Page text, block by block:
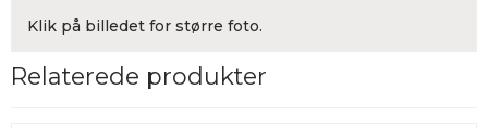
Klik på billedet for større foto.
Relaterede produkter